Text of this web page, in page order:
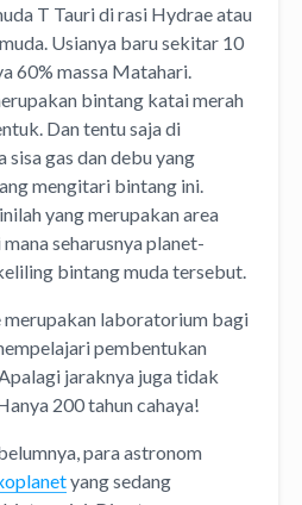
T Tauri di rasi Hydrae atau
Usianya baru sekitar 10
60% massa Matahari.
bintang katai merah
Dan tentu saja di
sisa gas dan debu yang
mengitari bintang ini.
yang merupakan area
seharusnya planet-
bintang muda tersebut.
laboratorium bagi
pembentukan
jaraknya juga tidak
200 tahun cahaya!
para astronom
yang sedang